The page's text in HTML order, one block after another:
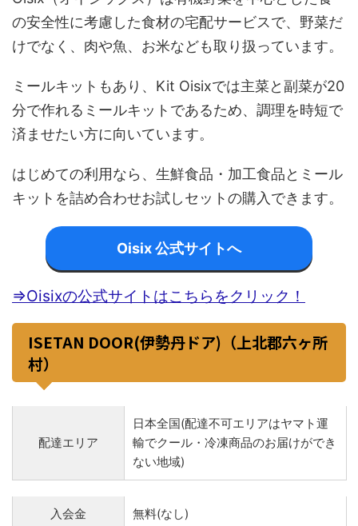
の安全性に考慮した食材の宅配サービスで、野菜だ
けでなく、肉や魚、お米なども取り扱っています。
ミールキットもあり、Kit Oisixでは主菜と副菜が20
分で作れるミールキットであるため、調理を時短で
済ませたい方に向いています。
はじめての利用なら、生鮮食品・加工食品とミール
キットを詰め合わせお試しセットの購入できます。
Oisix 公式サイトへ
⇒Oisixの公式サイトはこちらをクリック！
ISETAN DOOR(伊勢丹ドア)（上北郡六ヶ所
村）
配達エリア
日本全国(配達不可エリアはヤマト運
輸でクール・冷凍商品のお届けができ
ない地域)
入会金 無料(なし)